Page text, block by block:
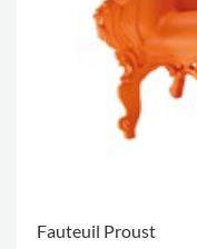
Fauteuil Proust